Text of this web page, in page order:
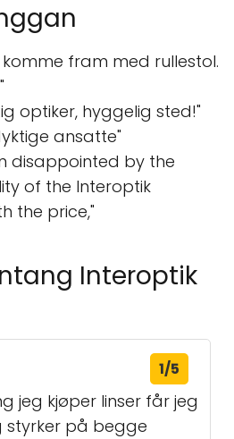
fram med rullestol.
optiker, hyggelig sted!"
ansatte"
disappointed by the
of the Interoptik
the price,"
Interoptik
1/5
jeg kjøper linser får jeg
styrker på begge